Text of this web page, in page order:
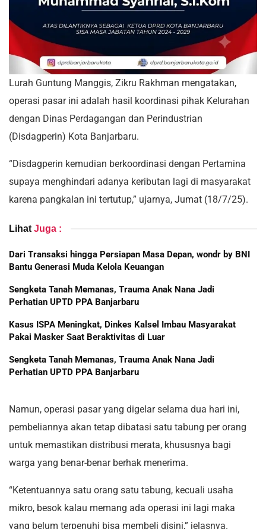
Lurah Guntung Manggis, Zikru Rakhman mengatakan,
operasi pasar ini adalah hasil koordinasi pihak Kelurahan
dengan Dinas Perdagangan dan Perindustrian
(Disdagperin) Kota Banjarbaru.
“Disdagperin kemudian berkoordinasi dengan Pertamina
supaya menghindari adanya keributan lagi di masyarakat
karena pangkalan ini tertutup,” ujarnya, Jumat (18/7/25).
Lihat Juga :
Dari Transaksi hingga Persiapan Masa Depan, wondr by BNI
Bantu Generasi Muda Kelola Keuangan
Sengketa Tanah Memanas, Trauma Anak Nana Jadi
Perhatian UPTD PPA Banjarbaru
Kasus ISPA Meningkat, Dinkes Kalsel Imbau Masyarakat
Pakai Masker Saat Beraktivitas di Luar
Sengketa Tanah Memanas, Trauma Anak Nana Jadi
Perhatian UPTD PPA Banjarbaru
Namun, operasi pasar yang digelar selama dua hari ini,
pembeliannya akan tetap dibatasi satu tabung per orang
untuk memastikan distribusi merata, khususnya bagi
warga yang benar-benar berhak menerima.
“Ketentuannya satu orang satu tabung, kecuali usaha
mikro, besok kalau memang ada operasi ini lagi maka
yang belum terpenuhi bisa membeli disini,” jelasnya.